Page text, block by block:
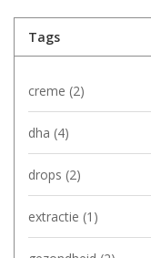
Tags
creme (2)
dha (4)
drops (2)
extractie (1)